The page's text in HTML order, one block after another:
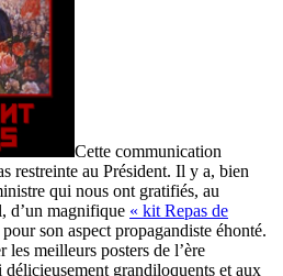
Cette communication
restreinte au Président. Il y a, bien
qui nous ont gratifiés, au
d’un magnifique « kit Repas de
son aspect propagandiste éhonté.
meilleurs posters de l’ère
grandiloquents et aux